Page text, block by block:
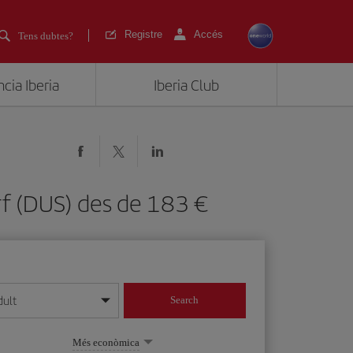
Tens dubtes? Registre Accés
Iberia Iberia Club
(DUS) des de 183
mes/any
Search
Més econòmica